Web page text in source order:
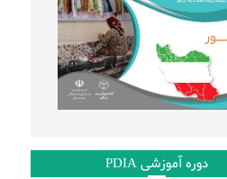
دوره آموزشی PDIA